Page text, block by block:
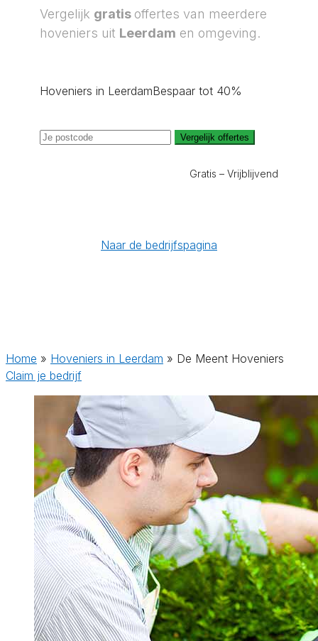
Vergelijk gratis offertes van meerdere
hoveniers uit Leerdam en omgeving.
Hoveniers in LeerdamBespaar tot 40%
Vergelijk offertes
Gratis – Vrijblijvend
Naar de bedrijfspagina
Home » Hoveniers in Leerdam » De Meent Hoveniers
Claim je bedrijf